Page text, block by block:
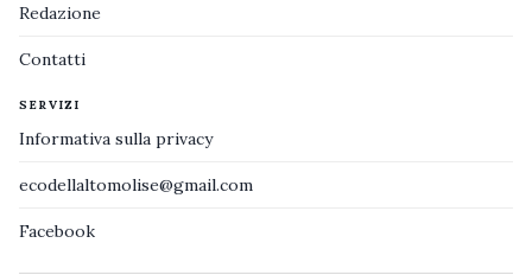
Redazione
Contatti
SERVIZI
Informativa sulla privacy
ecodellaltomolise@gmail.com
Facebook